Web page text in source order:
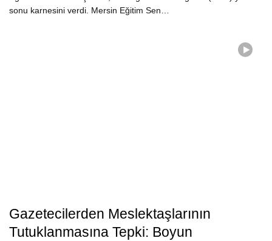
sonu karnesini verdi. Mersin Eğitim Sen…
Gazetecilerden Meslektaşlarının
Tutuklanmasına Tepki: Boyun